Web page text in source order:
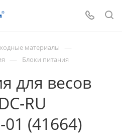
материалы —
— Блоки питания
для весов
RU
(41664)